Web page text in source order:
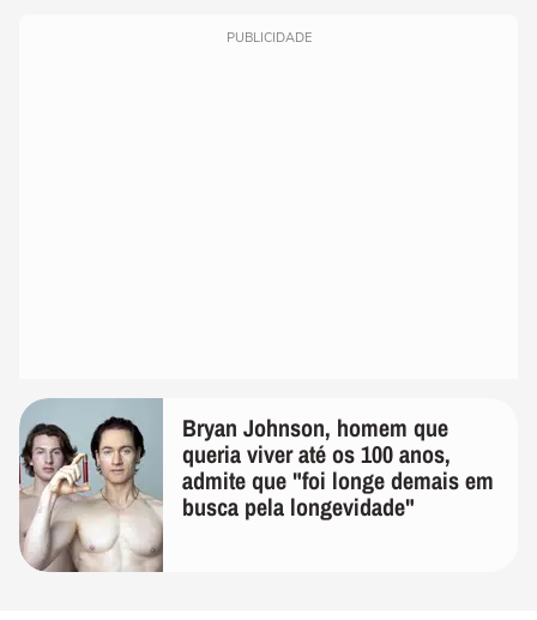
PUBLICIDADE
Bryan Johnson, homem que
queria viver até os 100 anos,
admite que "foi longe demais em
busca pela longevidade"